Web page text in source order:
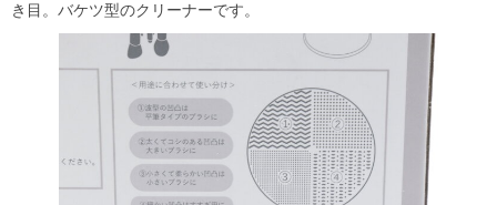
き目。バケツ型のクリーナーです。